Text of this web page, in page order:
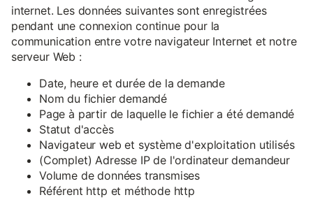
internet. Les données suivantes sont enregistrées
pendant une connexion continue pour la
communication entre votre navigateur Internet et notre
serveur Web :
Date, heure et durée de la demande
Nom du fichier demandé
Page à partir de laquelle le fichier a été demandé
Statut d'accès
Navigateur web et système d'exploitation utilisés
(Complet) Adresse IP de l'ordinateur demandeur
Volume de données transmises
Référent http et méthode http